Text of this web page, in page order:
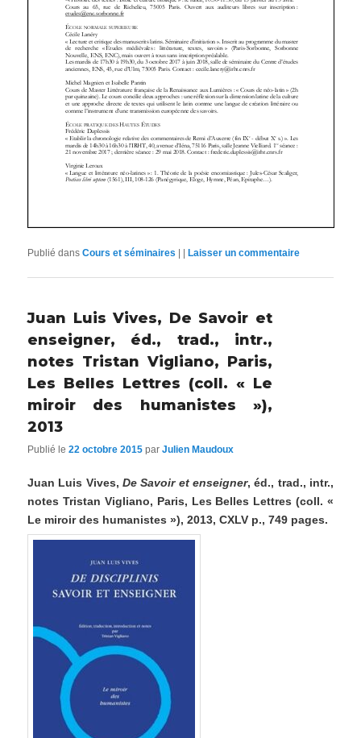
Publié dans Cours et séminaires Laisser un commentaire
Juan Luis Vives, De Savoir et
enseigner, éd., trad., intr.,
notes Tristan Vigliano, Paris,
Les Belles Lettres (coll. « Le
miroir des humanistes »),
2013
Publié le22 octobre 2015 parJulien Maudoux
Juan Luis Vives,De Savoir et enseigner, éd., trad., intr.,
notes Tristan Vigliano, Paris, Les Belles Lettres (coll. «
Le miroir des humanistes »), 2013, CXLV p., 749 pages.